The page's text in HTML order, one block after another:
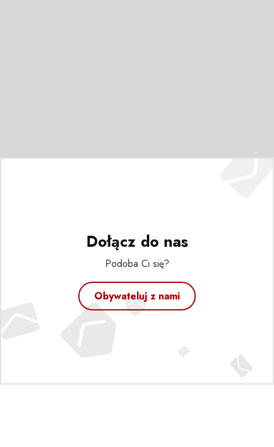
Dołącz do nas
Podoba Ci się?
Obywateluj z nami